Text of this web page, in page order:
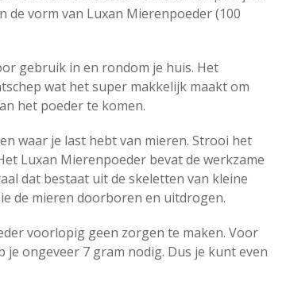
de vorm van Luxan Mierenpoeder (100
gebruik in en rondom je huis. Het
wat het super makkelijk maakt om
het poeder te komen.
waar je last hebt van mieren. Strooi het
Luxan Mierenpoeder bevat de werkzame
dat bestaat uit de skeletten van kleine
de mieren doorboren en uitdrogen.
voorlopig geen zorgen te maken. Voor
ongeveer 7 gram nodig. Dus je kunt even